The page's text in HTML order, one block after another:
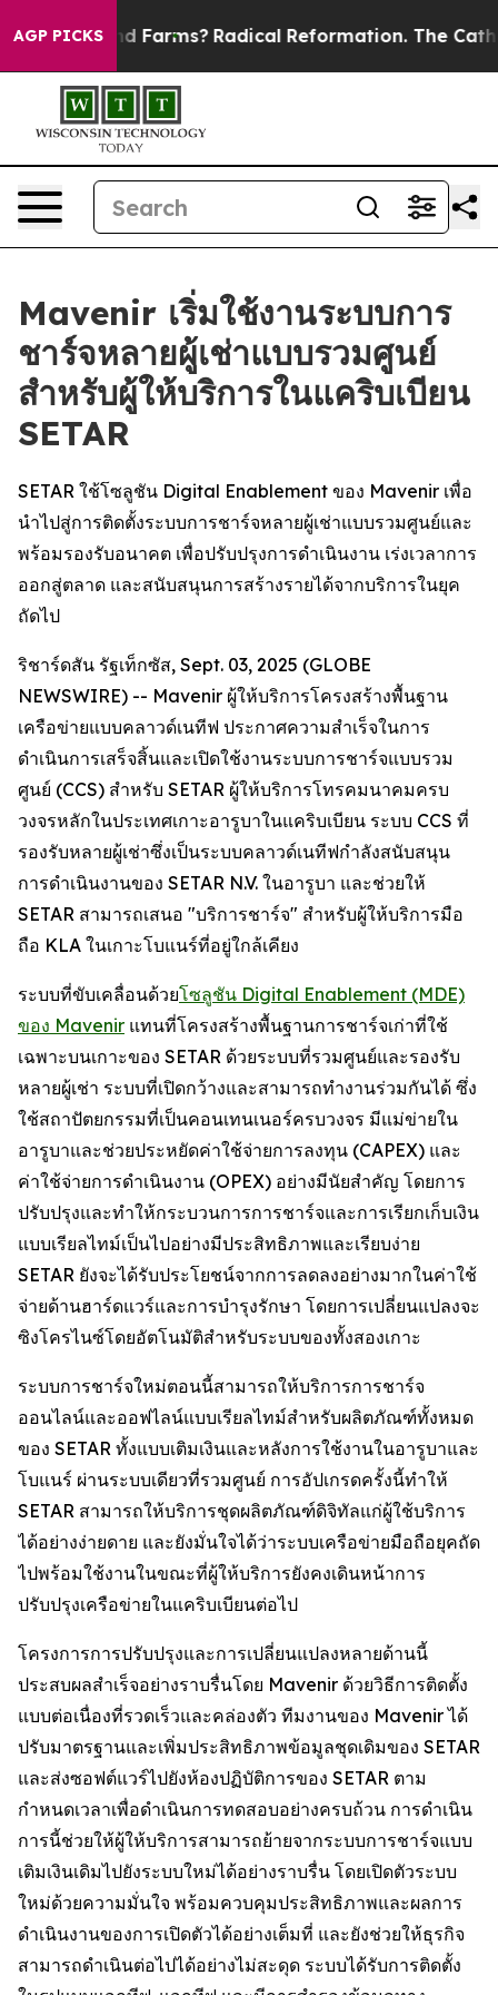
AGP PICKS
Wind Farms? Radical Reformation. The Catholic
Mavenir เริ่มใช้งานระบบการ
ชาร์จหลายผู้เช่าแบบรวมศูนย์
สำหรับผู้ให้บริการในแคริบเบียน
SETAR
SETAR ใช้โซลูชัน Digital Enablement ของ Mavenir เพื่อ
นำไปสู่การติดตั้งระบบการชาร์จหลายผู้เช่าแบบรวมศูนย์และ
พร้อมรองรับอนาคต เพื่อปรับปรุงการดำเนินงาน เร่งเวลาการ
ออกสู่ตลาด และสนับสนุนการสร้างรายได้จากบริการในยุค
ถัดไป
ริชาร์ดสัน รัฐเท็กซัส, Sept. 03, 2025 (GLOBE
NEWSWIRE) -- Mavenir ผู้ให้บริการโครงสร้างพื้นฐาน
เครือข่ายแบบคลาวด์เนทีฟ ประกาศความสำเร็จในการ
ดำเนินการเสร็จสิ้นและเปิดใช้งานระบบการชาร์จแบบรวม
ศูนย์ (CCS) สำหรับ SETAR ผู้ให้บริการโทรคมนาคมครบ
วงจรหลักในประเทศเกาะอารูบาในแคริบเบียน ระบบ CCS ที่
รองรับหลายผู้เช่าซึ่งเป็นระบบคลาวด์เนทีฟกำลังสนับสนุน
การดำเนินงานของ SETAR N.V. ในอารูบา และช่วยให้
SETAR สามารถเสนอ "บริการชาร์จ" สำหรับผู้ให้บริการมือ
ถือ KLA ในเกาะโบแนร์ที่อยู่ใกล้เคียง
ระบบที่ขับเคลื่อนด้วยโซลูชัน Digital Enablement (MDE)
ของ Mavenir แทนที่โครงสร้างพื้นฐานการชาร์จเก่าที่ใช้
เฉพาะบนเกาะของ SETAR ด้วยระบบที่รวมศูนย์และรองรับ
หลายผู้เช่า ระบบที่เปิดกว้างและสามารถทำงานร่วมกันได้ ซึ่ง
ใช้สถาปัตยกรรมที่เป็นคอนเทนเนอร์ครบวงจร มีแม่ข่ายใน
อารูบาและช่วยประหยัดค่าใช้จ่ายการลงทุน (CAPEX) และ
ค่าใช้จ่ายการดำเนินงาน (OPEX) อย่างมีนัยสำคัญ โดยการ
ปรับปรุงและทำให้กระบวนการการชาร์จและการเรียกเก็บเงิน
แบบเรียลไทม์เป็นไปอย่างมีประสิทธิภาพและเรียบง่าย
SETAR ยังจะได้รับประโยชน์จากการลดลงอย่างมากในค่าใช้
จ่ายด้านฮาร์ดแวร์และการบำรุงรักษา โดยการเปลี่ยนแปลงจะ
ซิงโครไนซ์โดยอัตโนมัติสำหรับระบบของทั้งสองเกาะ
ระบบการชาร์จใหม่ตอนนี้สามารถให้บริการการชาร์จ
ออนไลน์และออฟไลน์แบบเรียลไทม์สำหรับผลิตภัณฑ์ทั้งหมด
ของ SETAR ทั้งแบบเติมเงินและหลังการใช้งานในอารูบาและ
โบแนร์ ผ่านระบบเดียวที่รวมศูนย์ การอัปเกรดครั้งนี้ทำให้
SETAR สามารถให้บริการชุดผลิตภัณฑ์ดิจิทัลแก่ผู้ใช้บริการ
ได้อย่างง่ายดาย และยังมั่นใจได้ว่าระบบเครือข่ายมือถือยุคถัด
ไปพร้อมใช้งานในขณะที่ผู้ให้บริการยังคงเดินหน้าการ
ปรับปรุงเครือข่ายในแคริบเบียนต่อไป
โครงการการปรับปรุงและการเปลี่ยนแปลงหลายด้านนี้
ประสบผลสำเร็จอย่างราบรื่นโดย Mavenir ด้วยวิธีการติดตั้ง
แบบต่อเนื่องที่รวดเร็วและคล่องตัว ทีมงานของ Mavenir ได้
ปรับมาตรฐานและเพิ่มประสิทธิภาพข้อมูลชุดเดิมของ SETAR
และส่งซอฟต์แวร์ไปยังห้องปฏิบัติการของ SETAR ตาม
กำหนดเวลาเพื่อดำเนินการทดสอบอย่างครบถ้วน การดำเนิน
การนี้ช่วยให้ผู้ให้บริการสามารถย้ายจากระบบการชาร์จแบบ
เติมเงินเดิมไปยังระบบใหม่ได้อย่างราบรื่น โดยเปิดตัวระบบ
ใหม่ด้วยความมั่นใจ พร้อมควบคุมประสิทธิภาพและผลการ
ดำเนินงานของการเปิดตัวได้อย่างเต็มที่ และยังช่วยให้ธุรกิจ
สามารถดำเนินต่อไปได้อย่างไม่สะดุด ระบบได้รับการติดตั้ง